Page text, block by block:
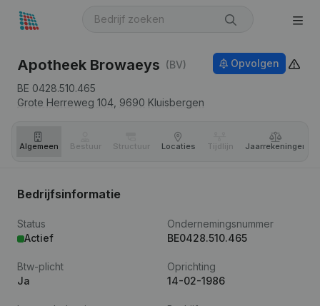
Apotheek Browaeys (BV)
BE 0428.510.465
Grote Herreweg 104, 9690 Kluisbergen
Opvolgen
Algemeen Bestuur Structuur Locaties Tijdlijn Jaar­rekeningen
Bedrijfsinformatie
Status
Actief
Ondernemingsnummer
BE0428.510.465
Btw-plicht
Ja
Oprichting
14-02-1986